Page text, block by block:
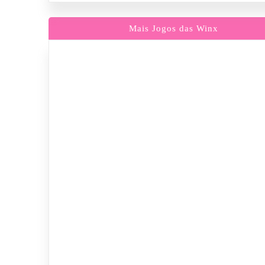
Mais Jogos das Winx